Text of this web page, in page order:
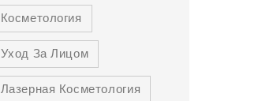
Косметология
Уход За Лицом
Лазерная Косметология